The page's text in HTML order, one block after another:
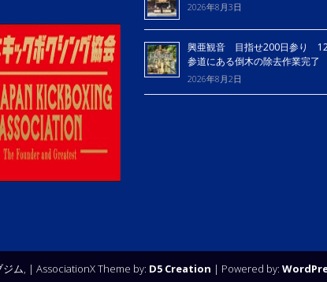
2026年8月3日
興亜観音 目指せ200日参り
参道にある倒木の除去作業完了
2026年8月2日
ジム, | AssociationX Theme by: D5 Creation | Powered by: